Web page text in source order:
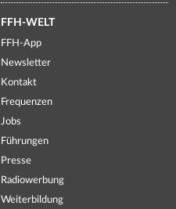
FFH-WELT
FFH-App
Newsletter
Kontakt
Frequenzen
Jobs
Führungen
Presse
Radiowerbung
Weiterbildung